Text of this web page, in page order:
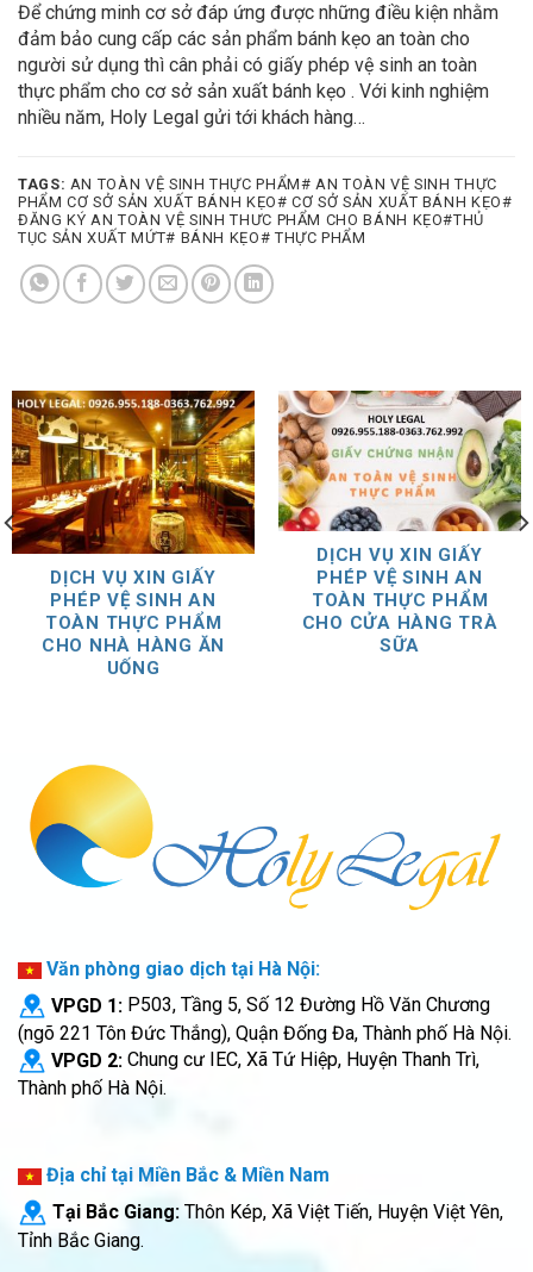
Để chứng minh cơ sở đáp ứng được những điều kiện nhằm
đảm bảo cung cấp các sản phẩm bánh kẹo an toàn cho
người sử dụng thì cân phải có giấy phép vệ sinh an toàn
thực phẩm cho cơ sở sản xuất bánh kẹo . Với kinh nghiệm
nhiều năm, Holy Legal gửi tới khách hàng…
TAGS: AN TOÀN VỆ SINH THỰC PHẨM# AN TOÀN VỆ SINH THỰC
PHẨM CƠ SỞ SẢN XUẤT BÁNH KẸO# CƠ SỞ SẢN XUẤT BÁNH KẸO#
ĐĂNG KÝ AN TOÀN VỆ SINH THƯC PHẨM CHO BÁNH KẸO#THỦ
TỤC SẢN XUẤT MỨT# BÁNH KẸO# THỰC PHẨM
DỊCH VỤ XIN GIẤY
PHÉP VỆ SINH AN
TOÀN THỰC PHẨM
CHO NHÀ HÀNG ĂN
UỐNG
DỊCH VỤ XIN GIẤY
PHÉP VỆ SINH AN
TOÀN THỰC PHẨM
CHO CỬA HÀNG TRÀ
SỮA
Văn phòng giao dịch tại Hà Nội:
VPGD 1: P503, Tầng 5, Số 12 Đường Hồ Văn Chương
(ngõ 221 Tôn Đức Thắng), Quận Đống Đa, Thành phố Hà Nội.
VPGD 2: Chung cư IEC, Xã Tứ Hiệp, Huyện Thanh Trì,
Thành phố Hà Nội.
Địa chỉ tại Miền Bắc & Miền Nam
Tại Bắc Giang: Thôn Kép, Xã Việt Tiến, Huyện Việt Yên,
Tỉnh Bắc Giang.